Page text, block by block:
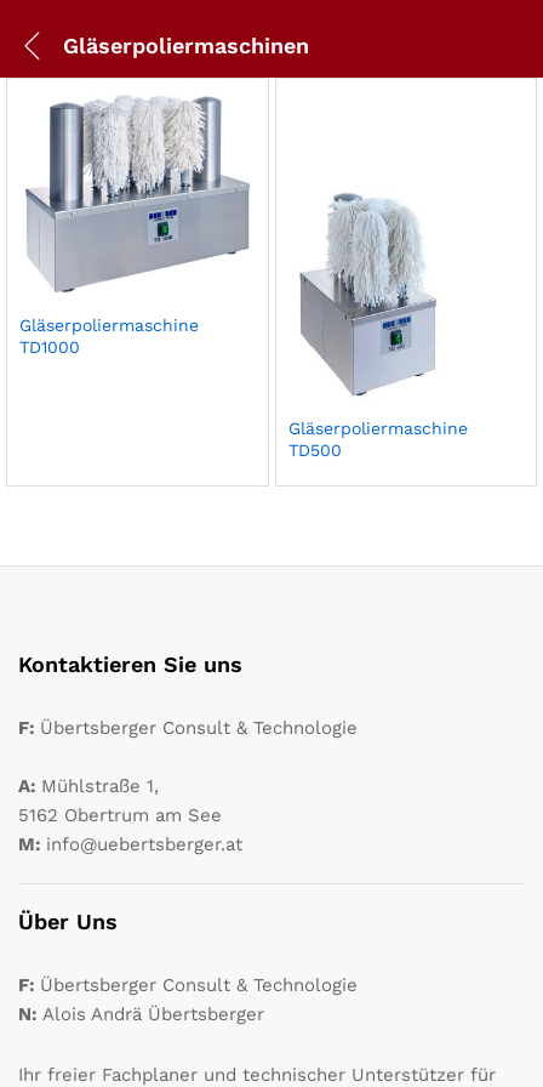
Gläserpoliermaschinen
Gläserpoliermaschine
TD1000
Gläserpoliermaschine
TD500
Kontaktieren Sie uns
F: Übertsberger Consult & Technologie
A: Mühlstraße 1,
5162 Obertrum am See
M: info@uebertsberger.at
Über Uns
F: Übertsberger Consult & Technologie
N: Alois Andrä Übertsberger
Ihr freier Fachplaner und technischer Unterstützer für